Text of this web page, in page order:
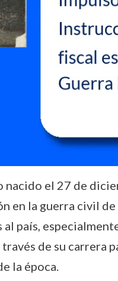
el 27 de
la guerra civil
país,
de su carrera
la época.